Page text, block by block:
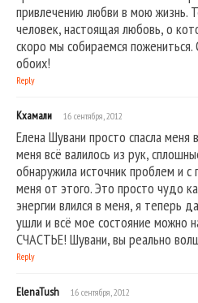
привлечению любви в мою жизнь.
человек, настоящая любовь, о
скоро мы собираемся
обоих!
Reply
Кхамали 16 сентября, 2012
Елена Шувани просто спасла
меня всё валилось из рук,
обнаружила источник проблем и
меня от этого. Это просто чудо
энергии влился в меня, я теперь
ушли и всё мое состояние можно
СЧАСТЬЕ! Шувани, вы реально
Reply
ElenaTush 16 сентября, 2012